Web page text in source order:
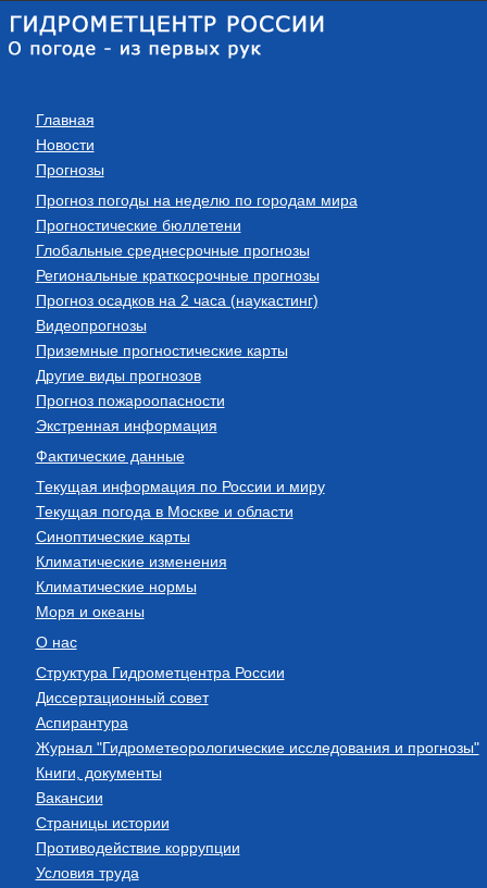
Главная
Новости
Прогнозы
Прогноз погоды на неделю по городам мира
Прогностические бюллетени
Глобальные среднесрочные прогнозы
Региональные краткосрочные прогнозы
Прогноз осадков на 2 часа (наукастинг)
Видеопрогнозы
Приземные прогностические карты
Другие виды прогнозов
Прогноз пожароопасности
Экстренная информация
Фактические данные
Текущая информация по России и миру
Текущая погода в Москве и области
Синоптические карты
Климатические изменения
Климатические нормы
Моря и океаны
О нас
Структура Гидрометцентра России
Диссертационный совет
Аспирантура
Журнал "Гидрометеорологические исследования и прогнозы"
Книги, документы
Вакансии
Страницы истории
Противодействие коррупции
Условия труда